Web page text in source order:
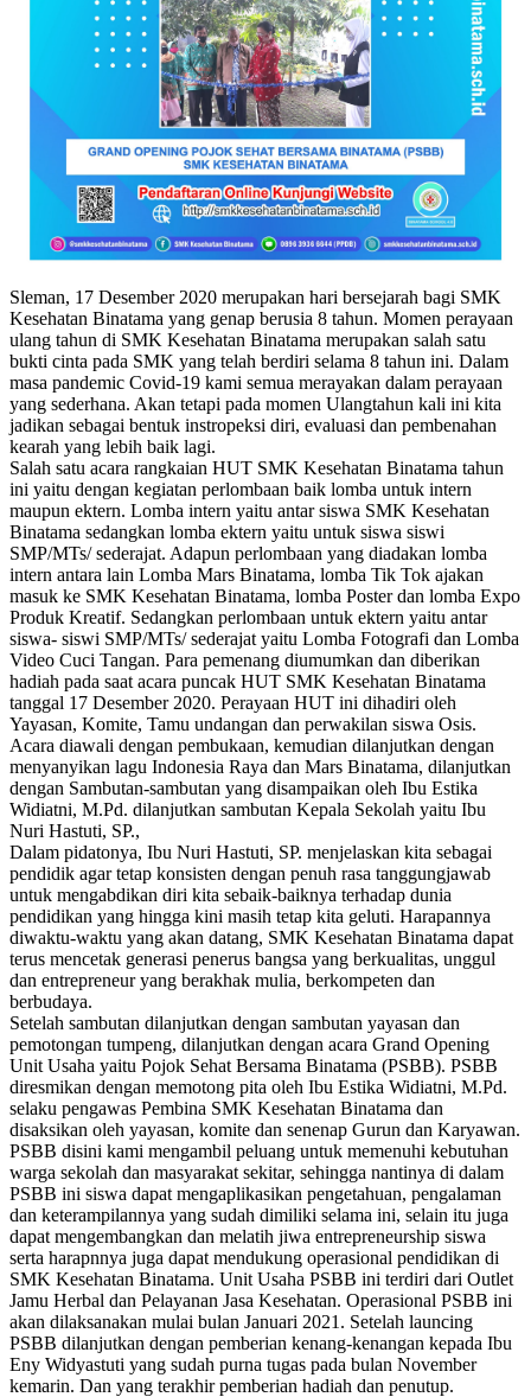
Sleman, 17 Desember 2020 merupakan hari bersejarah bagi SMK
Kesehatan Binatama yang genap berusia 8 tahun. Momen perayaan
ulang tahun di SMK Kesehatan Binatama merupakan salah satu
bukti cinta pada SMK yang telah berdiri selama 8 tahun ini. Dalam
masa pandemic Covid-19 kami semua merayakan dalam perayaan
yang sederhana. Akan tetapi pada momen Ulangtahun kali ini kita
jadikan sebagai bentuk instropeksi diri, evaluasi dan pembenahan
kearah yang lebih baik lagi.
Salah satu acara rangkaian HUT SMK Kesehatan Binatama tahun
ini yaitu dengan kegiatan perlombaan baik lomba untuk intern
maupun ektern. Lomba intern yaitu antar siswa SMK Kesehatan
Binatama sedangkan lomba ektern yaitu untuk siswa siswi
SMP/MTs/ sederajat. Adapun perlombaan yang diadakan lomba
intern antara lain Lomba Mars Binatama, lomba Tik Tok ajakan
masuk ke SMK Kesehatan Binatama, lomba Poster dan lomba Expo
Produk Kreatif. Sedangkan perlombaan untuk ektern yaitu antar
siswa- siswi SMP/MTs/ sederajat yaitu Lomba Fotografi dan Lomba
Video Cuci Tangan. Para pemenang diumumkan dan diberikan
hadiah pada saat acara puncak HUT SMK Kesehatan Binatama
tanggal 17 Desember 2020. Perayaan HUT ini dihadiri oleh
Yayasan, Komite, Tamu undangan dan perwakilan siswa Osis.
Acara diawali dengan pembukaan, kemudian dilanjutkan dengan
menyanyikan lagu Indonesia Raya dan Mars Binatama, dilanjutkan
dengan Sambutan-sambutan yang disampaikan oleh Ibu Estika
Widiatni, M.Pd. dilanjutkan sambutan Kepala Sekolah yaitu Ibu
Nuri Hastuti, SP.,
Dalam pidatonya, Ibu Nuri Hastuti, SP. menjelaskan kita sebagai
pendidik agar tetap konsisten dengan penuh rasa tanggungjawab
untuk mengabdikan diri kita sebaik-baiknya terhadap dunia
pendidikan yang hingga kini masih tetap kita geluti. Harapannya
diwaktu-waktu yang akan datang, SMK Kesehatan Binatama dapat
terus mencetak generasi penerus bangsa yang berkualitas, unggul
dan entrepreneur yang berakhak mulia, berkompeten dan
berbudaya.
Setelah sambutan dilanjutkan dengan sambutan yayasan dan
pemotongan tumpeng, dilanjutkan dengan acara Grand Opening
Unit Usaha yaitu Pojok Sehat Bersama Binatama (PSBB). PSBB
diresmikan dengan memotong pita oleh Ibu Estika Widiatni, M.Pd.
selaku pengawas Pembina SMK Kesehatan Binatama dan
disaksikan oleh yayasan, komite dan senenap Gurun dan Karyawan.
PSBB disini kami mengambil peluang untuk memenuhi kebutuhan
warga sekolah dan masyarakat sekitar, sehingga nantinya di dalam
PSBB ini siswa dapat mengaplikasikan pengetahuan, pengalaman
dan keterampilannya yang sudah dimiliki selama ini, selain itu juga
dapat mengembangkan dan melatih jiwa entrepreneurship siswa
serta harapnnya juga dapat mendukung operasional pendidikan di
SMK Kesehatan Binatama. Unit Usaha PSBB ini terdiri dari Outlet
Jamu Herbal dan Pelayanan Jasa Kesehatan. Operasional PSBB ini
akan dilaksanakan mulai bulan Januari 2021. Setelah launcing
PSBB dilanjutkan dengan pemberian kenang-kenangan kepada Ibu
Eny Widyastuti yang sudah purna tugas pada bulan November
kemarin. Dan yang terakhir pemberian hadiah dan penutup.